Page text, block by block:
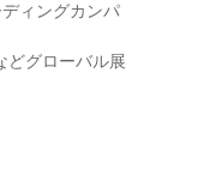
ィングカンパ
どグローバル展